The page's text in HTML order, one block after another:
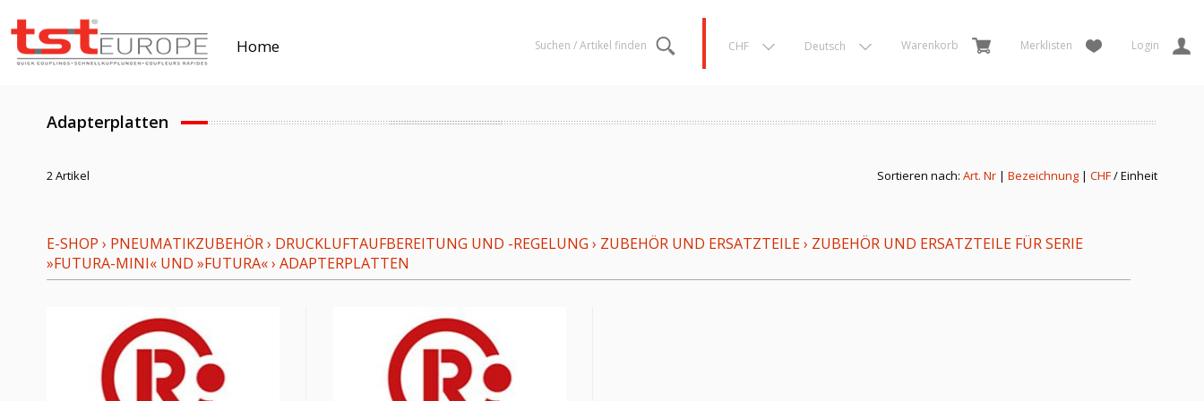
CHF Deutsch Warenkorb Merklisten Login
Suchen / Artikel finden
Home
Adapterplatten
Sortieren nach: Art. Nr | Bezeichnung | CHF/ Einheit
2 Artikel
E-SHOP › PNEUMATIKZUBEHÖR› DRUCKLUFTAUFBEREITUNG UND -REGELUNG › ZUBEHÖR UND ERSATZTEILE› ZUBEHÖR UND ERSATZTEILE FÜR SERIE
»FUTURA-MINI« UND »FUTURA«› ADAPTERPLATTEN